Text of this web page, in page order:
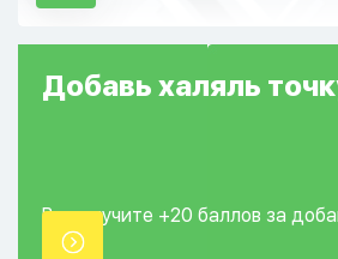
Добавь халяль
Вы получите +20 баллов за
точки.